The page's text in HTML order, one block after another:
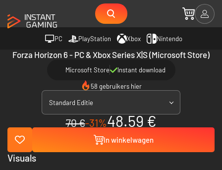
PC PlayStation Xbox Nintendo
Forza Horizon 6 - PC & Xbox Series X|S (Microsoft Store)
Microsoft Store Instant download
58 gebruikers hier
Standard Editie
70 €-31%48.59 €
In winkelwagen
Visuals